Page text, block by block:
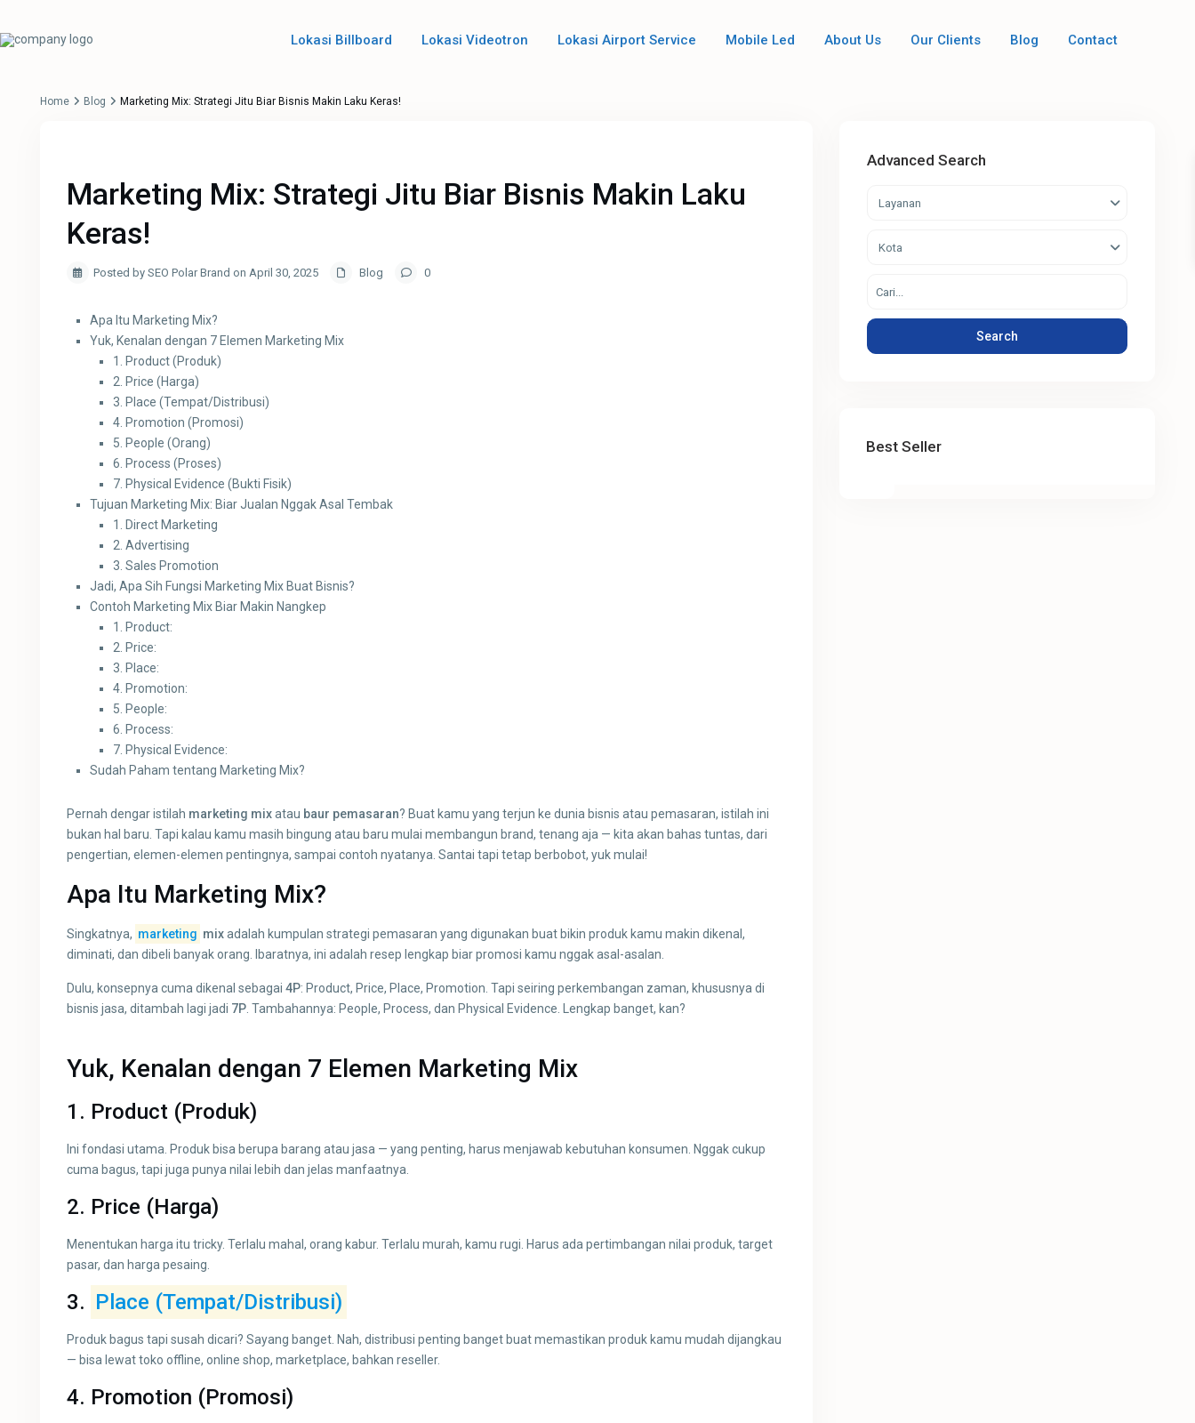
Lokasi Billboard Lokasi Videotron Lokasi Airport Service Mobile Led About Us Our Clients Blog Contact
Home Blog Marketing Mix: Strategi Jitu Biar Bisnis Makin Laku Keras!
Marketing Mix: Strategi Jitu Biar Bisnis Makin Laku
Keras!
Posted by SEO Polar Brand on April 30, 2025 Blog 0
Apa Itu Marketing Mix?
Yuk, Kenalan dengan 7 Elemen Marketing Mix
1. Product (Produk)
2. Price (Harga)
3. Place (Tempat/Distribusi)
4. Promotion (Promosi)
5. People (Orang)
6. Process (Proses)
7. Physical Evidence (Bukti Fisik)
Tujuan Marketing Mix: Biar Jualan Nggak Asal Tembak
1. Direct Marketing
2. Advertising
3. Sales Promotion
Jadi, Apa Sih Fungsi Marketing Mix Buat Bisnis?
Contoh Marketing Mix Biar Makin Nangkep
1. Product:
2. Price:
3. Place:
4. Promotion:
5. People:
6. Process:
7. Physical Evidence:
Sudah Paham tentang Marketing Mix?
Pernah dengar istilah marketing mixatau baur pemasaran? Buat kamu yang terjun ke dunia bisnis atau pemasaran, istilah ini
bukan hal baru. Tapi kalau kamu masih bingung atau baru mulai membangun brand, tenang aja — kita akan bahas tuntas, dari
pengertian, elemen-elemen pentingnya, sampai contoh nyatanya. Santai tapi tetap berbobot, yuk mulai!
Apa Itu Marketing Mix?
Singkatnya, marketing mixadalah kumpulan strategi pemasaran yang digunakan buat bikin produk kamu makin dikenal,
diminati, dan dibeli banyak orang. Ibaratnya, ini adalah resep lengkap biar promosi kamu nggak asal-asalan.
Dulu, konsepnya cuma dikenal sebagai4P: Product, Price, Place, Promotion. Tapi seiring perkembangan zaman, khususnya di
bisnis jasa, ditambah lagi jadi 7P . Tambahannya: People, Process, dan Physical Evidence. Lengkap banget, kan?
Yuk, Kenalan dengan 7 Elemen Marketing Mix
1. Product (Produk)
Ini fondasi utama. Produk bisa berupa barang atau jasa — yang penting, harus menjawab kebutuhan konsumen. Nggak cukup
cuma bagus, tapi juga punya nilai lebih dan jelas manfaatnya.
2. Price (Harga)
Menentukan harga itu tricky. Terlalu mahal, orang kabur. Terlalu murah, kamu rugi. Harus ada pertimbangan nilai produk, target
pasar, dan harga pesaing.
3. Place (Tempat/Distribusi)
Produk bagus tapi susah dicari? Sayang banget. Nah, distribusi penting banget buat memastikan produk kamu mudah dijangkau
— bisa lewat toko offline, online shop, marketplace, bahkan reseller.
4. Promotion (Promosi)
Advanced Search
Layanan
Kota
Search
Best Seller